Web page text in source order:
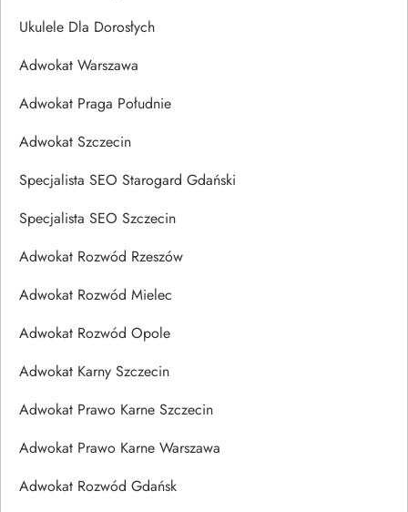
Ukulele Dla Dorosłych
Adwokat Warszawa
Adwokat Praga Południe
Adwokat Szczecin
Specjalista SEO Starogard Gdański
Specjalista SEO Szczecin
Adwokat Rozwód Rzeszów
Adwokat Rozwód Mielec
Adwokat Rozwód Opole
Adwokat Karny Szczecin
Adwokat Prawo Karne Szczecin
Adwokat Prawo Karne Warszawa
Adwokat Rozwód Gdańsk